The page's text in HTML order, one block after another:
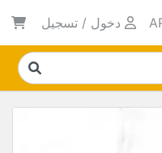
دخول / تسجيل